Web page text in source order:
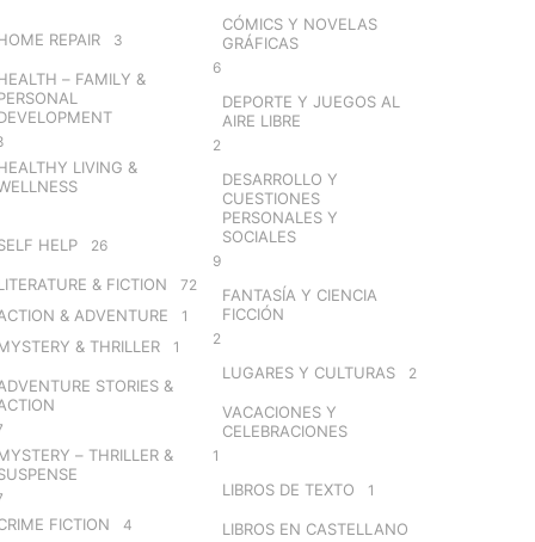
REPAIR 3
– FAMILY &
LIVING &
HELP 26
& FICTION 72
& ADVENTURE 1
& THRILLER 1
STORIES &
– THRILLER &
FICTION 4
CÓMICS Y NOVELAS
GRÁFICAS
6
DEPORTE Y JUEGOS AL
AIRE LIBRE
2
DESARROLLO Y
CUESTIONES
PERSONALES Y
SOCIALES
9
FANTASÍA Y CIENCIA
FICCIÓN
2
LUGARES Y CULTURAS 2
VACACIONES Y
CELEBRACIONES
1
LIBROS DE TEXTO 1
LIBROS EN CASTELLANO